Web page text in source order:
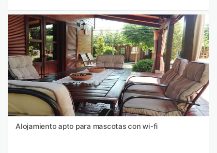
Alojamiento apto para mascotas con wi-fi